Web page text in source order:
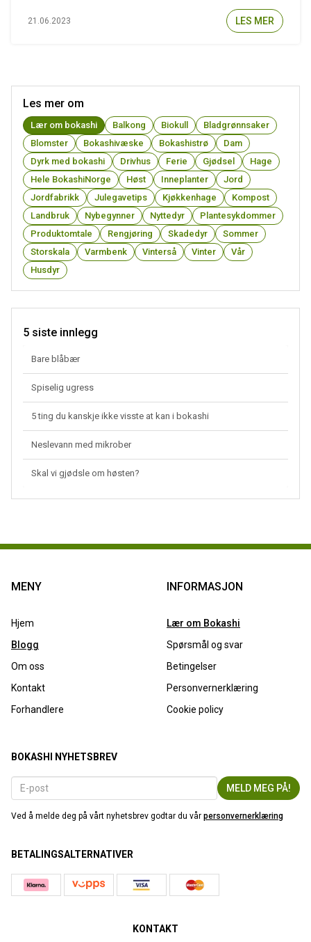
21.06.2023 LES MER
Les mer om
Lær om bokashi Balkong Biokull
Bladgrønnsaker
Blomster
Bokashivæske Bokashistrø
Dam
Dyrk med bokashi
Drivhus Ferie Gjødsel
Hage
Hele BokashiNorge
Høst Inneplanter
Jord
Jordfabrikk
Julegavetips Kjøkkenhage
Kompost
Landbruk
Nybegynner Nyttedyr
Plantesykdommer
Produktomtale
Rengjøring Skadedyr
Sommer
Storskala
Varmbenk Vinterså Vinter
Vår
Husdyr
5 siste innlegg
Bare blåbær
Spiselig ugress
5 ting du kanskje ikke visste at kan i bokashi
Neslevann med mikrober
Skal vi gjødsle om høsten?
MENY
Hjem
Blogg
Om oss
Kontakt
Forhandlere
INFORMASJON
Lær om Bokashi
Spørsmål og svar
Betingelser
Personvernerklæring
Cookie policy
BOKASHI NYHETSBREV
Ved å melde deg på vårt nyhetsbrev godtar du vår personvernerklæring
BETALINGSALTERNATIVER
KONTAKT